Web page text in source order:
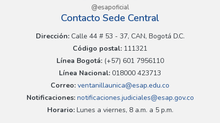
@esapoficial
Contacto Sede Central
Dirección:Calle 44 # 53 - 37, CAN, Bogotá D.C.
Código postal: 111321
Línea Bogotá:(+57) 601 7956110
Línea Nacional: 018000 423713
Correo: ventanillaunica@esap.edu.co
Notificaciones:notificaciones.judiciales@esap.gov.co
Horario:Lunes a viernes, 8 a.m. a 5 p.m.